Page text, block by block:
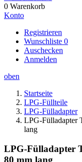
0 Warenkorb
Konto
Registrieren
Wunschliste 0
Auschecken
Anmelden
oben
Startseite
LPG-Füllteile
LPG-Fülladapter
LPG-Fülladapter
lang
LPG-Fülladapter
80 mm lang